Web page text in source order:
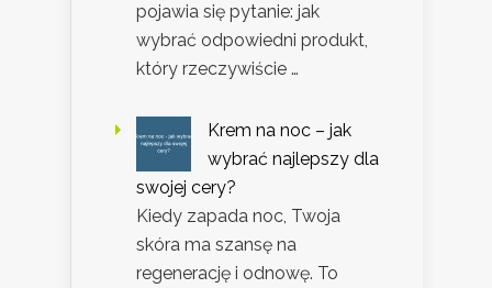
pojawia się pytanie: jak
wybrać odpowiedni produkt,
który rzeczywiście …
Krem na noc – jak
wybrać najlepszy dla
swojej cery?
Kiedy zapada noc, Twoja
skóra ma szansę na
regenerację i odnowę. To